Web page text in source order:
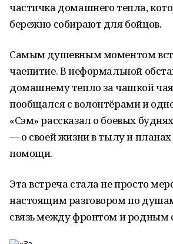
частичка домашнего тепла,
бережно собирают для бойцов.
Самым душевным моментом
чаепитие. В неформальной
домашнему тепло за чашкой
пообщался с волонтёрами и
«Сэм» рассказал о боевых
— о своей жизни в тылу и
помощи.
Эта встреча стала не просто
настоящим разговором по
связь между фронтом и родным